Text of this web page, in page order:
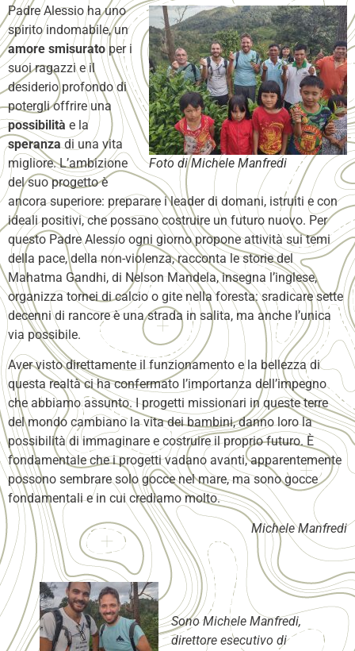
Foto di Michele Manfredi
Padre Alessio ha uno
spirito indomabile, un
amore smisurato per i
suoi ragazzi e il
desiderio profondo di
potergli offrire una
possibilità e la
speranzadi una vita
migliore. L’ambizione
del suo progetto è
ancora superiore: preparare i leader di domani, istruiti e con
ideali positivi, che possano costruire un futuro nuovo. Per
questo Padre Alessio ogni giorno propone attività sui temi
della pace, della non-violenza, racconta le storie del
Mahatma Gandhi, di Nelson Mandela, insegna l’inglese,
organizza tornei di calcio o gite nella foresta: sradicare sette
decenni di rancore è una strada in salita, ma anche l’unica
via possibile.
Aver visto direttamente il funzionamento e la bellezza di
questa realtà ci ha confermato l’importanza dell’impegno
che abbiamo assunto. I progetti missionari in queste terre
del mondo cambiano la vita dei bambini, danno loro la
possibilità di immaginare e costruire il proprio futuro. È
fondamentale che i progetti vadano avanti, apparentemente
possono sembrare solo gocce nel mare, ma sono gocce
fondamentali e in cui crediamo molto.
Michele Manfredi
Sono Michele Manfredi,
direttore esecutivo di